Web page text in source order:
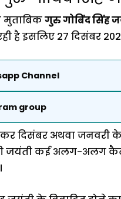
गुरु गोबिंद सिंह
है इसलिए 27 दिसंबर
Channel
group
दिसंबर अथवा जनवरी
जयंती कई अलग-अलग